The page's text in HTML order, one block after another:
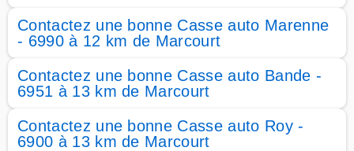
Contactez une bonne Casse auto Marenne
- 6990 à 12 km de Marcourt
Contactez une bonne Casse auto Bande -
6951 à 13 km de Marcourt
Contactez une bonne Casse auto Roy -
6900 à 13 km de Marcourt